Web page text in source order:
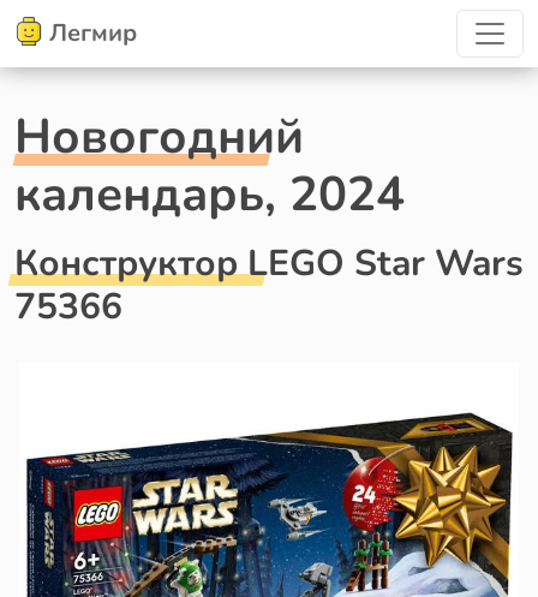
Легмир
Новогодний
календарь, 2024
Конструктор LEGO Star Wars
75366